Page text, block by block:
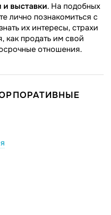
выставки. На подобных
лично познакомиться с
их интересы, страхи
как продать им свой
отношения.